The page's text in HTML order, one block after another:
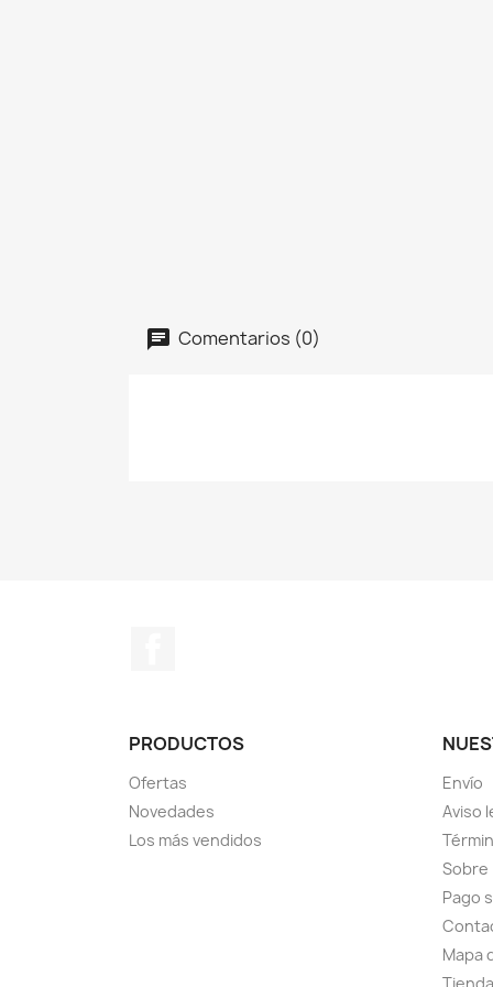
Comentarios (0)
PRODUCTOS
Ofertas
Novedades
Los más vendidos
Envío
Aviso
Pago
Mapa